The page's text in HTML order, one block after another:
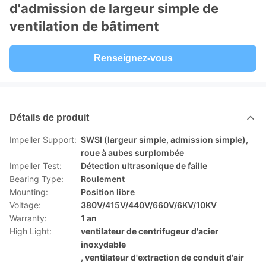
d'admission de largeur simple de
ventilation de bâtiment
Renseignez-vous
Détails de produit
Impeller Support: SWSI (largeur simple, admission simple),
roue à aubes surplombée
Impeller Test:
Détection ultrasonique de faille
Bearing Type:
Roulement
Mounting:
Position libre
Voltage:
380V/415V/440V/660V/6KV/10KV
Warranty:
1 an
High Light:
ventilateur de centrifugeur d'acier
inoxydable
, ventilateur d'extraction de conduit d'air